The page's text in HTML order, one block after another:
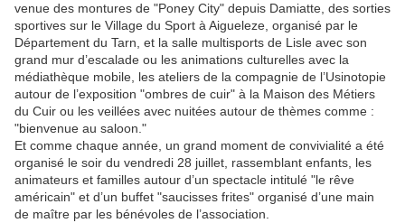
venue des montures de "Poney City" depuis Damiatte, des sorties
sportives sur le Village du Sport à Aigueleze, organisé par le
Département du Tarn, et la salle multisports de Lisle avec son
grand mur d’escalade ou les animations culturelles avec la
médiathèque mobile, les ateliers de la compagnie de l’Usinotopie
autour de l’exposition "ombres de cuir" à la Maison des Métiers
du Cuir ou les veillées avec nuitées autour de thèmes comme :
"bienvenue au saloon."
Et comme chaque année, un grand moment de convivialité a été
organisé le soir du vendredi 28 juillet, rassemblant enfants, les
animateurs et familles autour d’un spectacle intitulé "le rêve
américain" et d’un buffet "saucisses frites" organisé d’une main
de maître par les bénévoles de l’association.